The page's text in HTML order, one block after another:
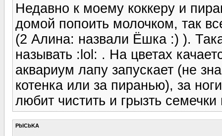
Недавно к моему коккеру и
домой попоить молочком, так
(2 Алина: назвали Ёшка :) ).
называть :lol: . На цветах
аквариум лапу запускает (не
котенка или за пиранью), за
любит чистить и грызть
PbICbKA